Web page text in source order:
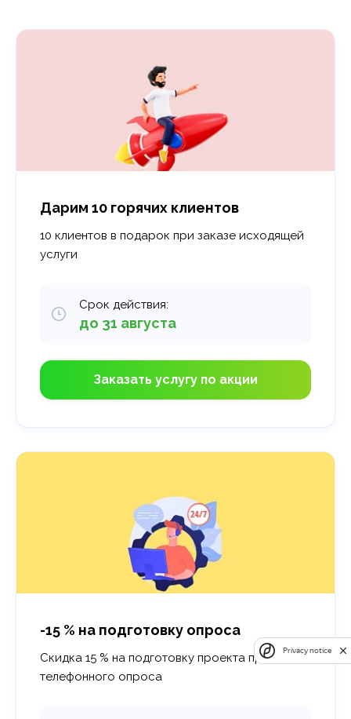
Дарим 10 горячих клиентов
10 клиентов в подарок при заказе исходящей
услуги
Срок действия:
до 31 августа
Заказать услугу по акции
-15 % на подготовку опроса
Скидка 15 % на подготовку проекта при заказе
телефонного опроса
Privacy notice